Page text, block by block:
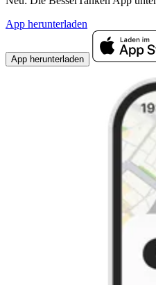
App herunterladen
App herunterladen